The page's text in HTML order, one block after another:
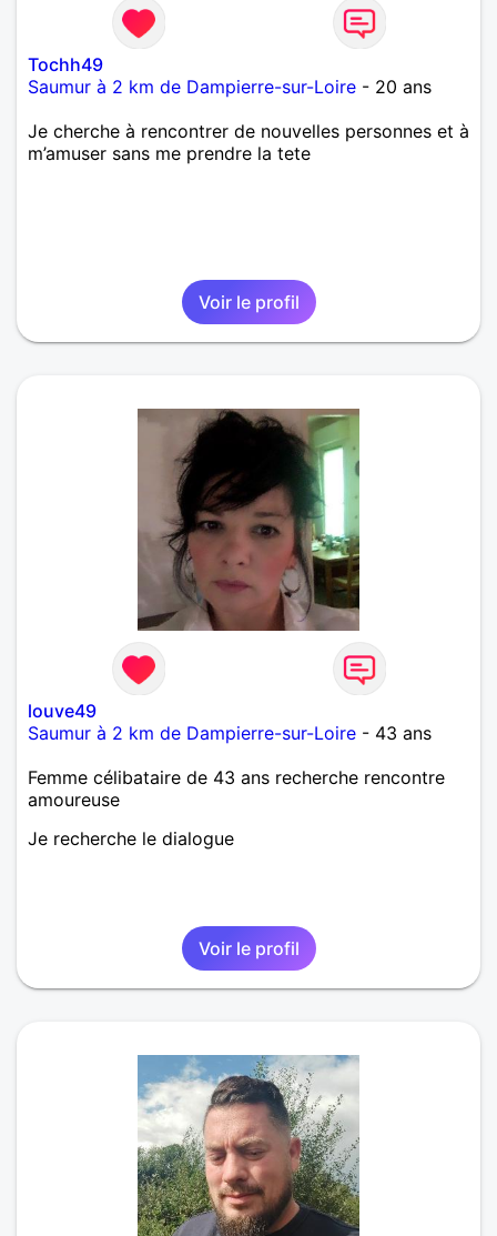
Tochh49
Saumur à 2 km de Dampierre-sur-Loire - 20 ans
Je cherche à rencontrer de nouvelles personnes et à
m’amuser sans me prendre la tete
Voir le profil
louve49
Saumur à 2 km de Dampierre-sur-Loire - 43 ans
Femme célibataire de 43 ans recherche rencontre
amoureuse
Je recherche le dialogue
Voir le profil